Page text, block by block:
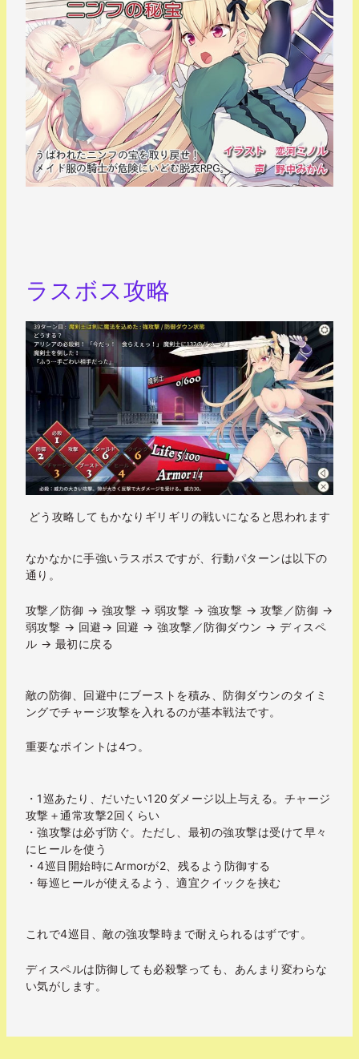
ラスボス攻略
どう攻略してもかなりギリギリの戦いになると思われます
なかなかに手強いラスボスですが、行動パターンは以下の
通り。
攻撃／防御 → 強攻撃 → 弱攻撃 → 強攻撃 → 攻撃／防御 →
弱攻撃 → 回避→ 回避 → 強攻撃／防御ダウン → ディスペ
ル → 最初に戻る
敵の防御、回避中にブーストを積み、防御ダウンのタイミ
ングでチャージ攻撃を入れるのが基本戦法です。
重要なポイントは4つ。
・1巡あたり、だいたい120ダメージ以上与える。チャージ
攻撃＋通常攻撃2回くらい
・強攻撃は必ず防ぐ。ただし、最初の強攻撃は受けて早々
にヒールを使う
・4巡目開始時にArmorが2、残るよう防御する
・毎巡ヒールが使えるよう、適宜クイックを挟む
これで4巡目、敵の強攻撃時まで耐えられるはずです。
ディスペルは防御しても必殺撃っても、あんまり変わらな
い気がします。